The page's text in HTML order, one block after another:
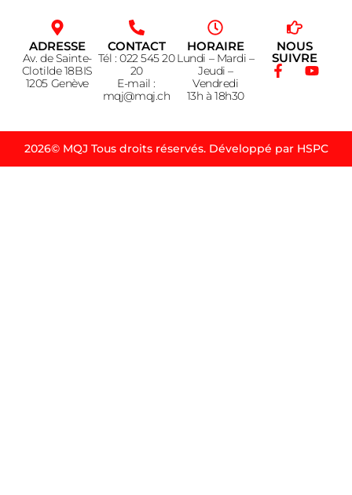
ADRESSE
Av. de Sainte-
Clotilde 18BIS
1205 Genève
CONTACT
Tél : 022 545 20
20
E-mail :
mqj@mqj.ch
HORAIRE
Lundi – Mardi –
Jeudi –
Vendredi
13h à 18h30
NOUS
SUIVRE
2026© MQJ Tous droits réservés. Développé par HSPC